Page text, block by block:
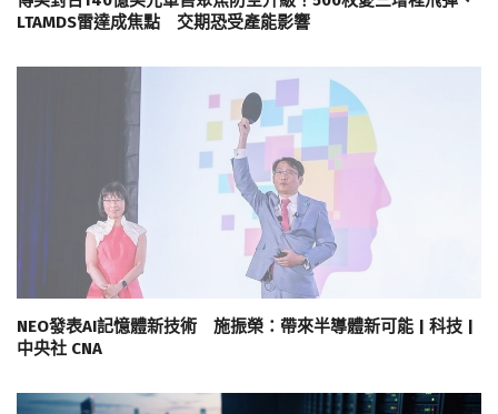
LTAMDS雷達成焦點 交期恐受產能影響
NEO發表AI記憶體新技術 施振榮：帶來半導體新可能 | 科技 |
中央社 CNA